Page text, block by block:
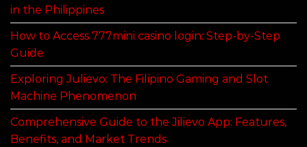
in the Philippines
How to Access 777mini casino login: Step-by-Step
Guide
Exploring Julievo: The Filipino Gaming and Slot
Machine Phenomenon
Comprehensive Guide to the Jilievo App: Features,
Benefits, and Market Trends